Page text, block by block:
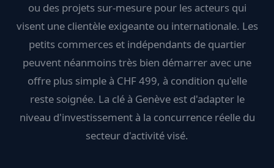
ou des projets sur-mesure pour les acteurs qui
visent une clientèle exigeante ou internationale. Les
petits commerces et indépendants de quartier
peuvent néanmoins très bien démarrer avec une
offre plus simple à CHF 499, à condition qu'elle
reste soignée. La clé à Genève est d'adapter le
niveau d'investissement à la concurrence réelle du
secteur d'activité visé.